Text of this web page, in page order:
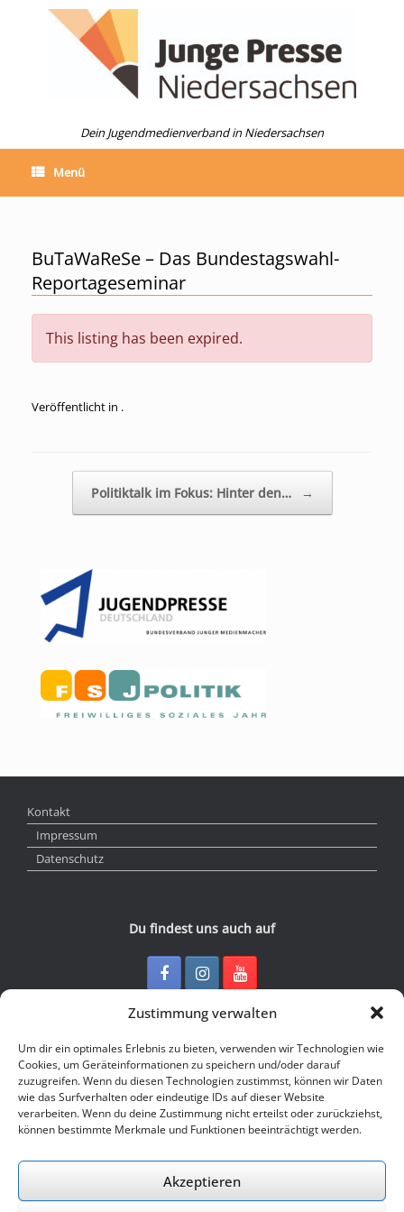
Zustimmung verwalten
Um dir ein optimales Erlebnis zu bieten, verwenden wir Technologien wie
Cookies, um Geräteinformationen zu speichern und/oder darauf
zuzugreifen. Wenn du diesen Technologien zustimmst, können wir Daten
wie das Surfverhalten oder eindeutige IDs auf dieser Website
verarbeiten. Wenn du deine Zustimmung nicht erteilst oder zurückziehst,
können bestimmte Merkmale und Funktionen beeinträchtigt werden.
Akzeptieren
Dein Jugendmedienverband in Niedersachsen
Menü
BuTaWaReSe – Das Bundestagswahl-
Reportageseminar
This listing has been expired.
Veröffentlicht in .
Politiktalk im Fokus: Hinter den… →
Kontakt
Impressum
Datenschutz
Du findest uns auch auf
Kontakt
Junge Presse Niedersachsen e.V.
Rückertstraße 10
30169 Hannover